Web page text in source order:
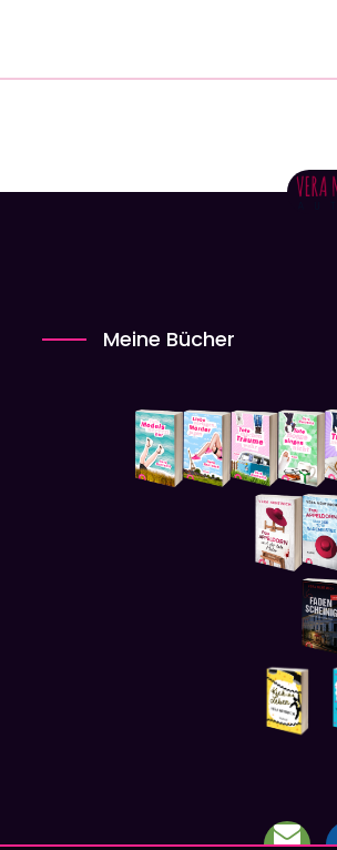
Meine Bücher